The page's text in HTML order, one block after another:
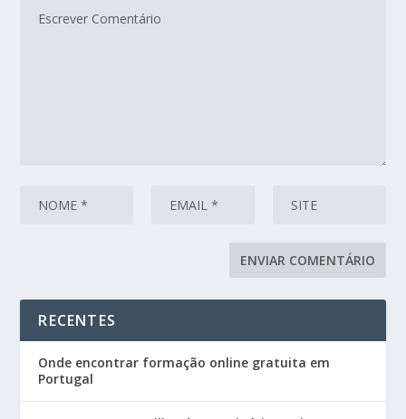
RECENTES
Onde encontrar formação online gratuita em
Portugal